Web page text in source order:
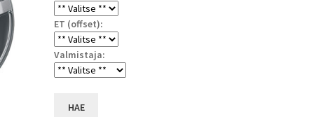
ET (offset):
Valmistaja:
HAE